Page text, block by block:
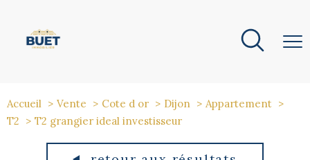
Accueil Vente Cote d or Dijon
Appartement
T2
T2 grangier ideal investisseur